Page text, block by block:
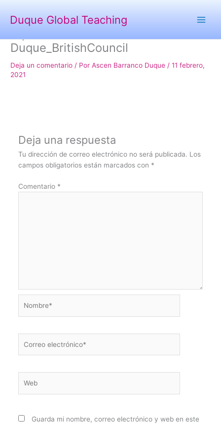
contenido
Duque Global Teaching
Duque_BritishCouncil
Deja un comentario / PorAscen Barranco Duque /11 febrero,
2021
Deja una respuesta
Tu dirección de correo electrónico no será publicada. Los
campos obligatorios están marcados con *
Comentario *
electrónico*
Guarda mi nombre, correo electrónico y web en este